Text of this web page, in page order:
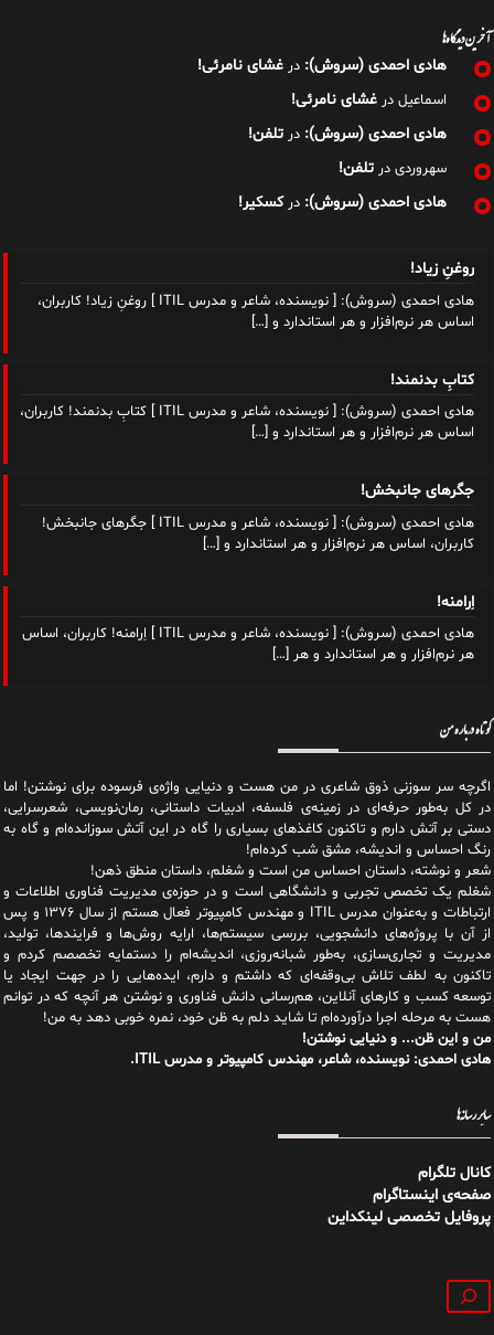
آخرین دیدگاه‌ها
هادی احمدی (سروش): در غشای نامرئی!
اسماعیل در غشای نامرئی!
هادی احمدی (سروش): در تلفن!
سهروردی در تلفن!
هادی احمدی (سروش): درکسکیر!
روغنِ زیاد!
هادی احمدی (سروش): [ نویسنده، شاعر و مدرس ITIL ] روغنِ زیاد! کاربران،
اساس هر نرم‌افزار و هر استاندارد و […]
کتابِ بدنمند!
هادی احمدی (سروش): [ نویسنده، شاعر و مدرس ITIL ] کتابِ بدنمند! کاربران،
اساس هر نرم‌افزار و هر استاندارد و […]
جگرهای جانبخش!
هادی احمدی (سروش): [ نویسنده، شاعر و مدرس ITIL ] جگرهای جانبخش!
کاربران، اساس هر نرم‌افزار و هر استاندارد و […]
اِرامنه!
هادی احمدی (سروش): [ نویسنده، شاعر و مدرس ITIL ] اِرامنه! کاربران، اساس
هر نرم‌افزار و هر استاندارد و هر […]
کوتاه درباره من
اگرچه سر سوزنی ذوق شاعری در من هست و دنیایی واژه‌‌ی فرسوده برای نوشتن! اما
در کل به‌طور حرفه‌ای در زمینه‌ی فلسفه، ادبیات داستانی، رمان‌نویسی، شعرسرایی،
دستی بر آتش دارم و تاکنون کاغذهای بسیاری را گاه در این آتش سوزانده‌ام و گاه به
رنگ احساس و اندیشه، مشق شب کرده‌ام!
شعر و نوشته، داستان احساس من است و شغلم، داستان منطق ذهن!
شغلم یک تخصص تجربی و دانشگاهی است و در حوزه‌ی مدیریت فناوری اطلاعات و
ارتباطات و به‌عنوان مدرس ITIL و مهندس کامپیوتر فعال هستم از سال ۱۳۷۶ و پس
از آن با پروژه‌های دانشجویی، بررسی سیستم‌ها، ارایه روش‌ها و فرایندها، تولید،
مدیریت و تجاری‌سازی، به‌طور شبانه‌روزی، اندیشه‌ام را دستمایه تخصصم کردم و
تاکنون به لطف تلاش بی‌وقفه‌ای که داشتم و دارم، اید‌ه‌هایی را در جهت ایجاد یا
توسعه کسب و کارهای آنلاین، هم‌رسانی دانش فناوری و نوشتن هر آنچه که در توانم
هست به مرحله اجرا درآورده‌ام تا شاید دلم به ظن خود، نمره خوبی دهد به من!
من و این ظن... و دنیایی نوشتن!
هادی احمدی: نویسنده، شاعر، مهندس کامپیوتر و مدرس ITIL.
سایر رسانه‌ها
کانال تلگرام
صفحه‌ی اینستاگرام
پروفایل تخصصی لینکداین
جستجو